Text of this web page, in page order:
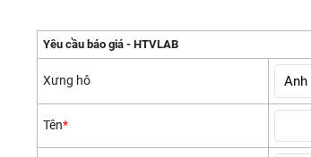
Yêu cầu báo giá - HTVLAB
Xưng hô
Tên*